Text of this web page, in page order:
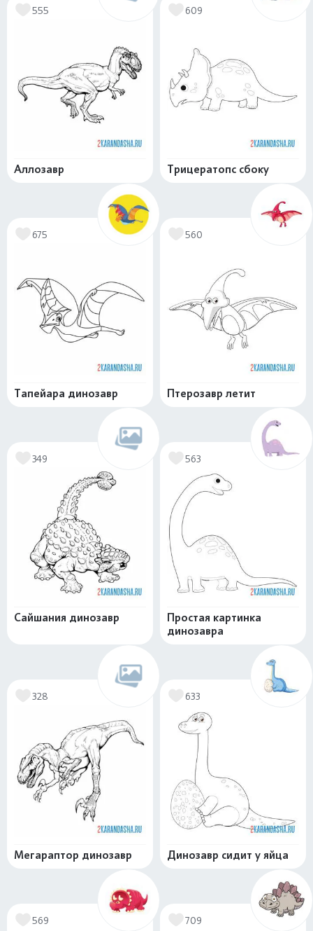
555
Аллозавр
609
Трицератопс сбоку
675
Тапейара динозавр
560
Птерозавр летит
349
Сайшания динозавр
563
Простая картинка
динозавра
328
Мегараптор динозавр
633
Динозавр сидит у яйца
569 709